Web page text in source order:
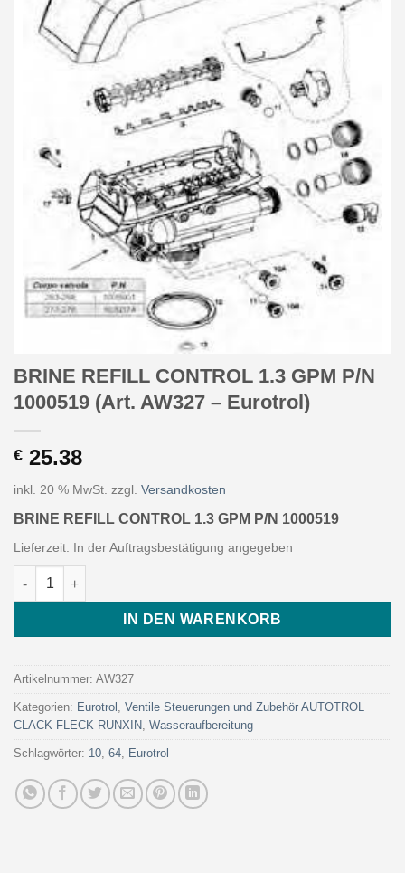
BRINE REFILL CONTROL 1.3 GPM P/N
1000519 (Art. AW327 – Eurotrol)
€ 25.38
inkl. 20 % MwSt. zzgl. Versandkosten
BRINE REFILL CONTROL 1.3 GPM P/N 1000519
Lieferzeit: In der Auftragsbestätigung angegeben
BRINE REFILL CONTROL 1.3 GPM P/N 1000519 (Art. AW327 -
IN DEN WARENKORB
Artikelnummer: AW327
Kategorien: Eurotrol , Ventile Steuerungen und Zubehör AUTOTROL
CLACK FLECK RUNXIN, Wasseraufbereitung
Schlagwörter: 10, 64, Eurotrol